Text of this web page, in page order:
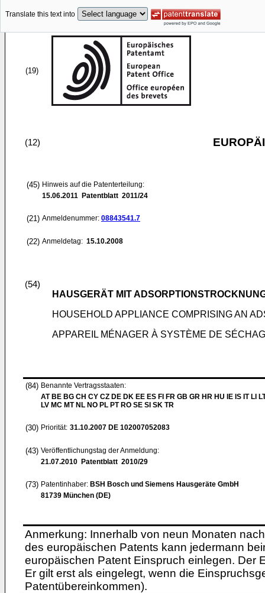
Translate this text into
(19)
(12)
(45) Hinweis auf die Patenterteilung:
15.06.2011 Patentblatt 2011/24
(21) Anmeldenummer: 08843541.7
(22) Anmeldetag: 15.10.2008
(54)
HAUSGERÄT MIT
HOUSEHOLD APPLIANCE COMPRISING AN
APPAREIL MÉNAGER À SYSTÈME DE
(84) Benannte Vertragsstaaten:
AT BE BG CH CY CZ DE DK EE ES FI FR GB GR HR HU IE IS IT LI
LV MC MT NL NO PL PT RO SE SI SK TR
(30) Priorität: 31.10.2007 DE 102007052083
(43) Veröffentlichungstag der Anmeldung:
21.07.2010 Patentblatt 2010/29
(73) Patentinhaber: BSH Bosch und Siemens Hausgeräte GmbH
81739 München (DE)
Anmerkung: Innerhalb von neun Monaten
des europäischen Patents kann jedermann
europäischen Patent Einspruch einlegen. Der
Er gilt erst als eingelegt, wenn die
Patentübereinkommen).